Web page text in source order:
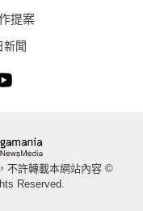
提案
新聞
不許轉載本網站內容 ©
Reserved.